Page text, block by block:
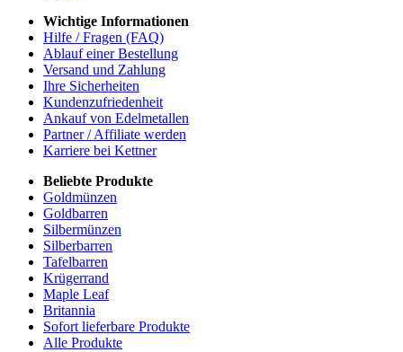
Wichtige Informationen
Hilfe / Fragen (FAQ)
Ablauf einer Bestellung
Versand und Zahlung
Ihre Sicherheiten
Kundenzufriedenheit
Ankauf von Edelmetallen
Partner / Affiliate werden
Karriere bei Kettner
Beliebte Produkte
Goldmünzen
Goldbarren
Silbermünzen
Silberbarren
Tafelbarren
Krügerrand
Maple Leaf
Britannia
Sofort lieferbare Produkte
Alle Produkte